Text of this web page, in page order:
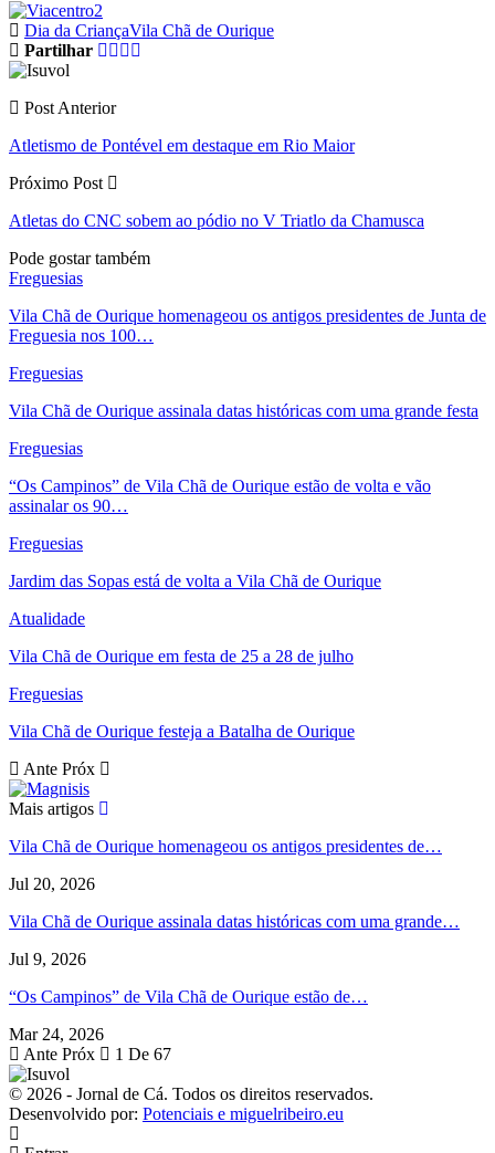
Dia da CriançaVila Chã de Ourique
Partilhar
Post Anterior
Atletismo de Pontével em destaque em Rio Maior
Próximo Post
Atletas do CNC sobem ao pódio no V Triatlo da Chamusca
Pode gostar também
Freguesias
Vila Chã de Ourique homenageou os antigos presidentes de Junta de
Freguesia nos 100…
Freguesias
Vila Chã de Ourique assinala datas históricas com uma grande festa
Freguesias
“Os Campinos” de Vila Chã de Ourique estão de volta e vão
assinalar os 90…
Freguesias
Jardim das Sopas está de volta a Vila Chã de Ourique
Atualidade
Vila Chã de Ourique em festa de 25 a 28 de julho
Freguesias
Vila Chã de Ourique festeja a Batalha de Ourique
Ante Próx
Mais artigos
Vila Chã de Ourique homenageou os antigos presidentes de…
Jul 20, 2026
Vila Chã de Ourique assinala datas históricas com uma grande…
Jul 9, 2026
“Os Campinos” de Vila Chã de Ourique estão de…
Mar 24, 2026
Ante Próx 1 De 67
© 2026 - Jornal de Cá. Todos os direitos reservados.
Desenvolvido por: Potenciais e miguelribeiro.eu